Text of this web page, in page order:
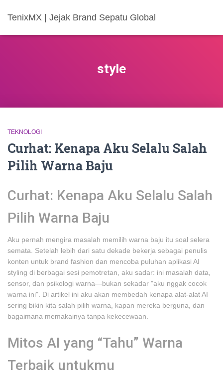
TenixMX | Jejak Brand Sepatu Global
style
TEKNOLOGI
Curhat: Kenapa Aku Selalu Salah
Pilih Warna Baju
Curhat: Kenapa Aku Selalu Salah
Pilih Warna Baju
Aku pernah mengira masalah memilih warna baju itu soal selera
semata. Setelah lebih dari satu dekade bekerja sebagai penulis
konten untuk brand fashion dan mencoba puluhan aplikasi AI
styling di berbagai sesi pemotretan, aku sadar: ini masalah data,
sensor, dan psikologi warna—bukan sekadar "aku nggak cocok
warna ini". Di artikel ini aku akan membedah kenapa alat-alat AI
sering bikin kita salah pilih warna, kapan mereka berguna, dan
bagaimana memakainya tanpa kekecewaan.
Mitos AI yang “Tahu” Warna
Terbaik untukmu